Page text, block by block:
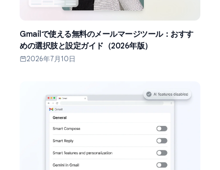
Gmailで使える無料のメールマージツール：おすす
めの選択肢と設定ガイド（2026年版）
2026年7月10日